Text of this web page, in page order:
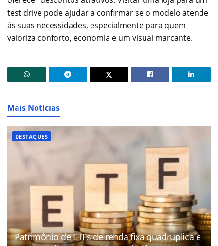
test drive pode ajudar a confirmar se o modelo atende
às suas necessidades, especialmente para quem
valoriza conforto, economia e um visual marcante.
Mais Notícias
DESTAQUES
Patrimônio de ETFs de renda fixa quadruplica e